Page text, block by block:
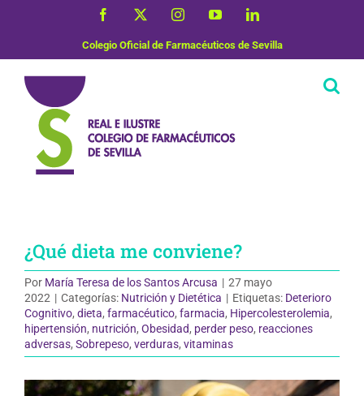
Facebook InstagramYouTubeLinkedIn
Colegio Oficial de Farmacéuticos de Sevilla
¿Qué dieta me conviene?
Por María Teresa de los Santos Arcusa | 27 mayo
2022 | Categorías: Nutrición y Dietética | Etiquetas: Deterioro
Cognitivo, dieta, farmacéutico, farmacia, Hipercolesterolemia,
hipertensión, nutrición, Obesidad, perder peso, reacciones
adversas, Sobrepeso, verduras, vitaminas
Ver